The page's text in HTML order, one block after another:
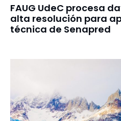
FAUG UdeC procesa
alta resolución para
técnica de Senapred